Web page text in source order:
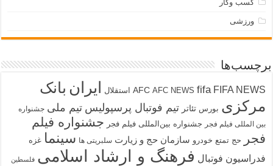
کسب وکار
ورزشی
برچسب‌ها
AFC AFC NEWS fifa FIFA NEWS استقلال ایران بانک
مرکزی بورس تئاتر تیم فوتبال پرسپولیس تیم ملی جشنواره
بین المللی فیلم فجر جشنواره بین‌المللی فیلم فجر جشنواره فیلم
فجر
حج تمتع خودرو سازمان حج و زیارت سلبریتی ها سینما غزه
فدراسیون فوتبال فرهنگ و ارشاد اسلامی فلسطین